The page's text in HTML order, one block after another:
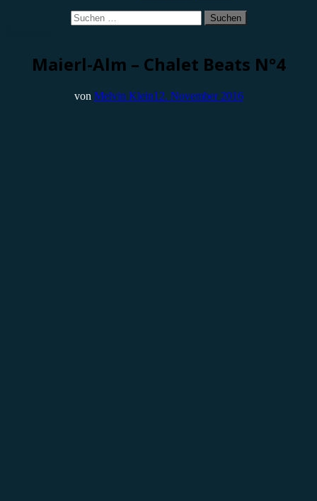
Suchen
nach:
Maierl-Alm – Chalet Beats N°4
von Melvin Klein12. November 2016